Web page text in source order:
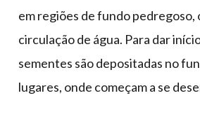
em regiões de fundo pedregoso,
circulação de água. Para dar
sementes são depositadas no
lugares, onde começam a se